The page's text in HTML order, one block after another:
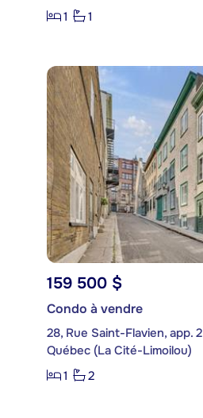
1
1
159 500 $
Condo à vendre
28, Rue Saint-Flavien, app. 2
Québec (La Cité-Limoilou)
1
2